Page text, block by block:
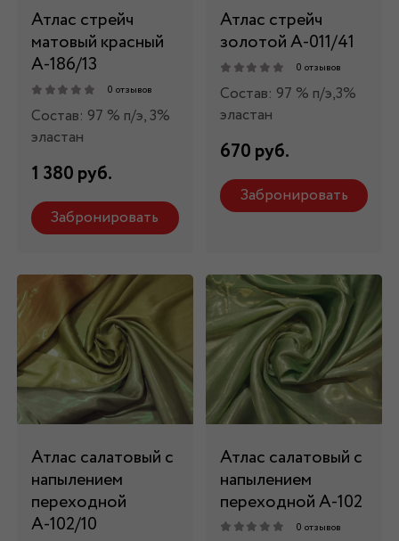
Атлас стрейч
матовый красный
А-186/13
0 отзывов
Состав: 97 % п/э, 3%
эластан
1 380 руб.
Забронировать
Атлас стрейч
золотой А-011/41
0 отзывов
Состав: 97 % п/э,3%
эластан
670 руб.
Забронировать
Атлас салатовый с
напылением
переходной
А-102/10
Атлас салатовый с
напылением
переходной А-102
0 отзывов